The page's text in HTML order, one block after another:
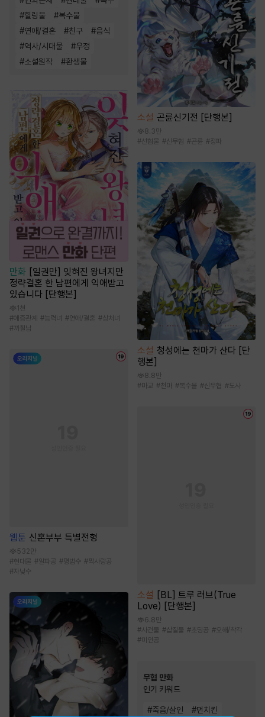
#힐링물 #복수물
#연애/결혼 #친구 #음식
#역사/시대물 #우정
#소설원작 #환생물
만화
[일권만] 잊혀진 왕녀지만
정략결혼 한 남편에게 익애받고
있습니다 [단행본]
1천
#애증관계 #능력녀 #연애/결혼 #상처녀
#까칠남
웹툰 신혼부부 특별전형
532만
#현대물 #알파공 #평범수 #짝사랑공
#자낮수
소설 곤륜신기전 [단행본]
8.3만
#선협물 #신무협 #곤륜 #정파
소설 청성에는 천마가 산다 [단
행본]
8.8만
#마교 #천마 #복수물 #신무협 #도사
소설 [BL] 트루 러브(True
Love) [단행본]
6.8만
#사건물 #삽질물 #초딩공 #오해/착각
#미인공
무협 만화
인기 키워드
#죽음/살인 #먼치킨